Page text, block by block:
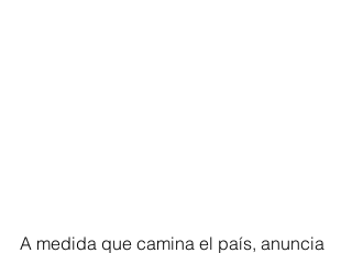
A medida que camina el país, anuncia